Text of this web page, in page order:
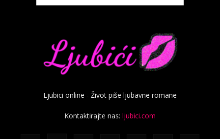
Ljubici online - Život piše ljubavne romane
Kontaktirajte nas: ljubici.com